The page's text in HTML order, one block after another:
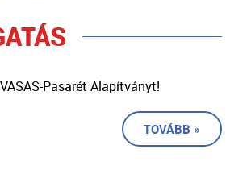
Pasarét Alapítványt!
TOVÁBB »